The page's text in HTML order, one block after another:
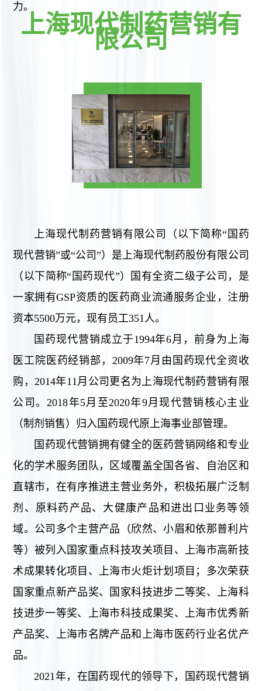
与
力。
上海现代制药营销有
限公司
上海现代制药营销有限公司（以下简称“国药
现代营销”或“公司”）是上海现代制药股份有限公司
（以下简称“国药现代”）国有全资二级子公司，是
一家拥有GSP资质的医药商业流通服务企业，注册
资本5500万元，现有员工351人。
国药现代营销成立于1994年6月，前身为上海
医工院医药经销部，2009年7月由国药现代全资收
购，2014年11月公司更名为上海现代制药营销有限
公司。2018年5月至2020年9月现代营销核心主业
（制剂销售）归入国药现代原上海事业部管理。
国药现代营销拥有健全的医药营销网络和专业
化的学术服务团队，区域覆盖全国各省、自治区和
直辖市，在有序推进主营业务外，积极拓展广泛制
剂、原料药产品、大健康产品和进出口业务等领
域。公司多个主营产品（欣然、小眉和依那普利片
等）被列入国家重点科技攻关项目、上海市高新技
术成果转化项目、上海市火炬计划项目；多次荣获
国家重点新产品奖、国家科技进步二等奖、上海科
技进步一等奖、上海市科技成果奖、上海市优秀新
产品奖、上海市名牌产品和上海市医药行业名优产
品。
2021年，在国药现代的领导下，国药现代营销